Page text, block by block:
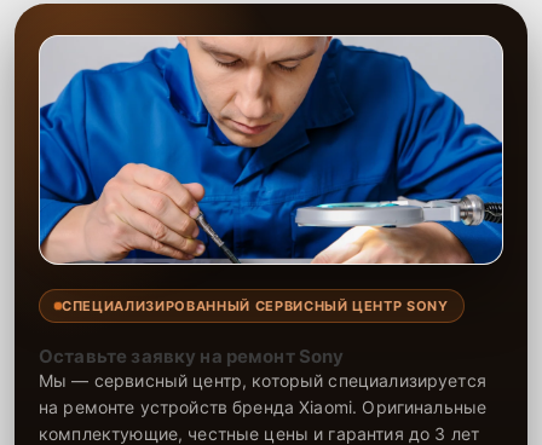
СПЕЦИАЛИЗИРОВАННЫЙ СЕРВИСНЫЙ ЦЕНТР SONY
Оставьте заявку на ремонт Sony
Мы — сервисный центр, который специализируется
на ремонте устройств бренда Xiaomi. Оригинальные
комплектующие, честные цены и гарантия до 3 лет